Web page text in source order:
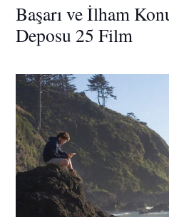
Başarı ve İlham
Deposu 25 Film